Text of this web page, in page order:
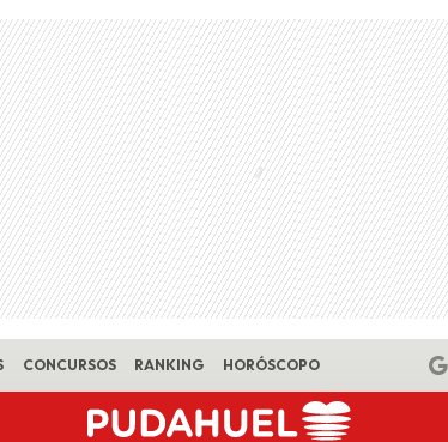
CONCURSOS RANKING HORÓSCOPO